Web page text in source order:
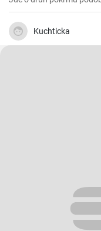
vrství těstoviny s
Připravuje se hlavně v
Kuchticka